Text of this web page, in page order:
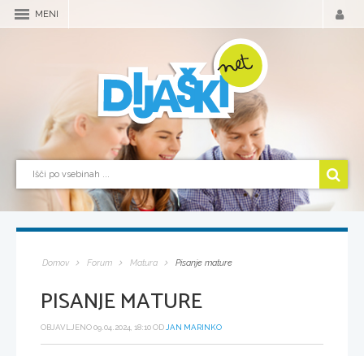
MENI
Domov Forum Matura Pisanje mature
PISANJE MATURE
OBJAVLJENO 09.04.2024, 18:10 OD JAN MARINKO